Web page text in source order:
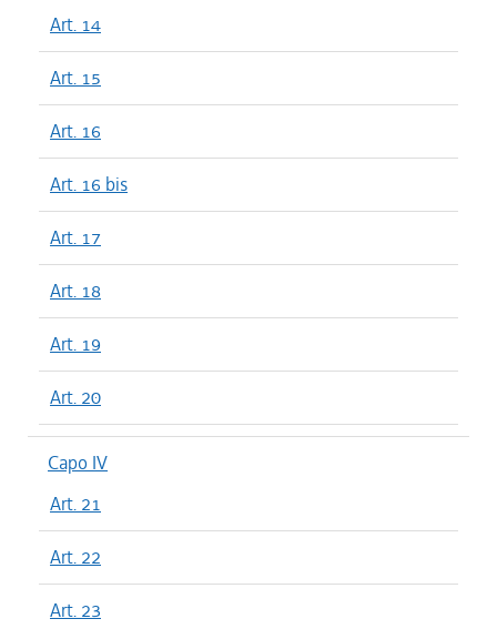
Art. 14
Art. 15
Art. 16
Art. 16 bis
Art. 17
Art. 18
Art. 19
Art. 20
Capo IV
Art. 21
Art. 22
Art. 23